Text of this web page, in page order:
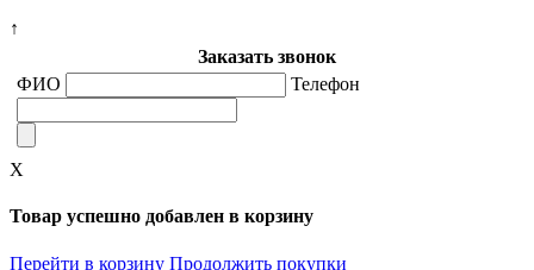
↑
Заказать звонок
ФИО
Телефон
X
Товар успешно добавлен в корзину
Перейти в корзину Продолжить покупки